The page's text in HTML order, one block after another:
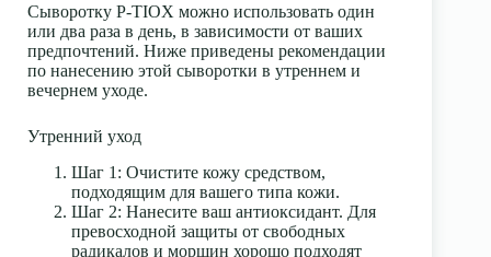
Сыворотку P-TIOX можно использовать один
или два раза в день, в зависимости от ваших
предпочтений. Ниже приведены рекомендации
по нанесению этой сыворотки в утреннем и
вечернем уходе.
Утренний уход
Шаг 1: Очистите кожу средством,
подходящим для вашего типа кожи.
Шаг 2: Нанесите ваш антиоксидант. Для
превосходной защиты от свободных
радикалов и морщин хорошо подходят